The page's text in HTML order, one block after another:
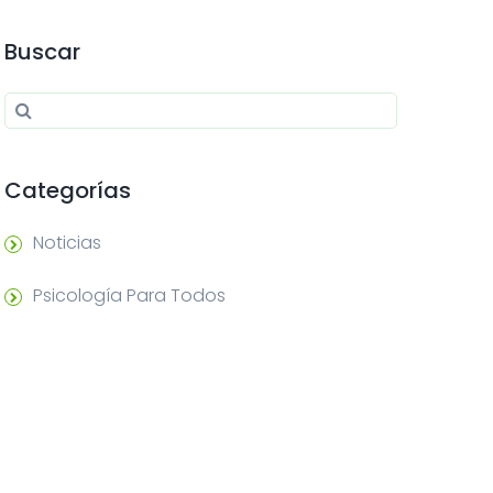
Buscar
Search for:
Categorías
Noticias
Psicología Para Todos